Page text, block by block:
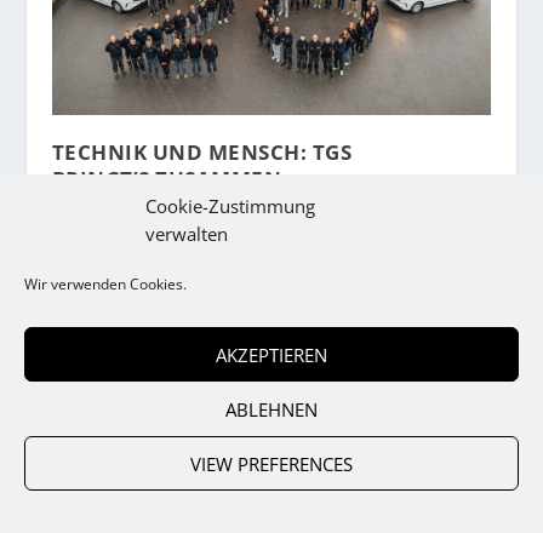
Cookie-Zustimmung
verwalten
Wir verwenden Cookies.
AKZEPTIEREN
ABLEHNEN
VIEW PREFERENCES
TECHNIK UND MENSCH: TGS
BRINGT’S ZUSAMMEN
Der größte Servicedienstleister in
mit einem neuen Umsatzrekord.